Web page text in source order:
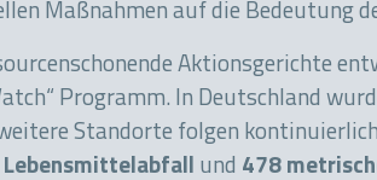
Maßnahmen auf die Bedeutung
Aktionsgerichte
Programm. In Deutschland
Standorte folgen
und 478